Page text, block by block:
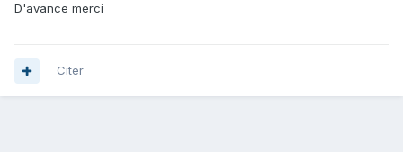
D'avance merci
Citer